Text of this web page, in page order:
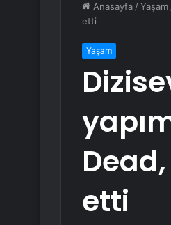
Anasayfa /Yaşam
etti
Yaşam
etti